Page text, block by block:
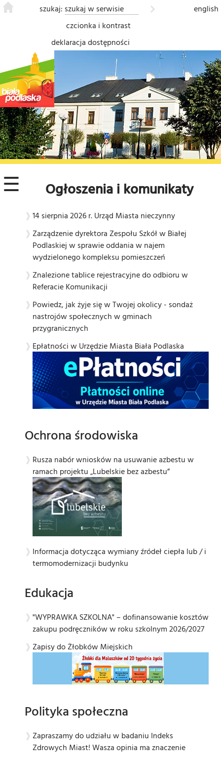
szukaj:
czcionka i kontrast
deklaracja dostępności
english
❮
☰
Ogłoszenia i komunikaty
14 sierpnia 2026 r. Urząd Miasta nieczynny
Zarządzenie dyrektora Zespołu Szkół w Białej
Podlaskiej w sprawie oddania w najem
wydzielonego kompleksu pomieszczeń
Znalezione tablice rejestracyjne do odbioru w
Referacie Komunikacji
Powiedz, jak żyje się w Twojej okolicy - sondaż
nastrojów społecznych w gminach
przygranicznych
Epłatności w Urzędzie Miasta Biała Podlaska
Ochrona środowiska
Rusza nabór wniosków na usuwanie azbestu w
ramach projektu „Lubelskie bez azbestu”
Informacja dotycząca wymiany źródeł ciepła lub / i
termomodernizacji budynku
Edukacja
"WYPRAWKA SZKOLNA" – dofinansowanie kosztów
zakupu podręczników w roku szkolnym 2026/2027
Zapisy do Żłobków Miejskich
Polityka społeczna
Zapraszamy do udziału w badaniu Indeks
Zdrowych Miast! Wasza opinia ma znaczenie